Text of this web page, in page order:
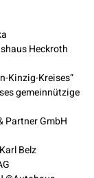
Heckroth
Kinzig-Kreises“
gemeinnützige
Partner GmbH
Belz